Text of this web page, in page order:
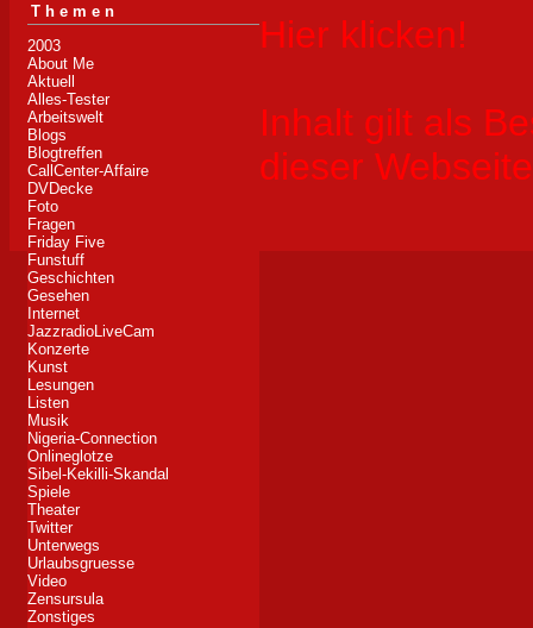
Themen
2003
About Me
Aktuell
Alles-Tester
Arbeitswelt
Blogs
Blogtreffen
CallCenter-Affaire
DVDecke
Foto
Fragen
Friday Five
Funstuff
Geschichten
Gesehen
Internet
JazzradioLiveCam
Konzerte
Kunst
Lesungen
Listen
Musik
Nigeria-Connection
Onlineglotze
Sibel-Kekilli-Skandal
Spiele
Theater
Twitter
Unterwegs
Urlaubsgruesse
Video
Zensursula
Zonstiges
Hier klicken!
Inhalt gilt als
dieser